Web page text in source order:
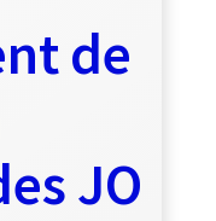
de
JO